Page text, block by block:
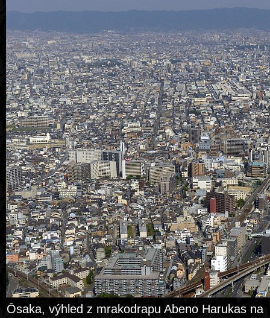
Ōsaka, výhled z mrakodrapu Abeno Harukas na